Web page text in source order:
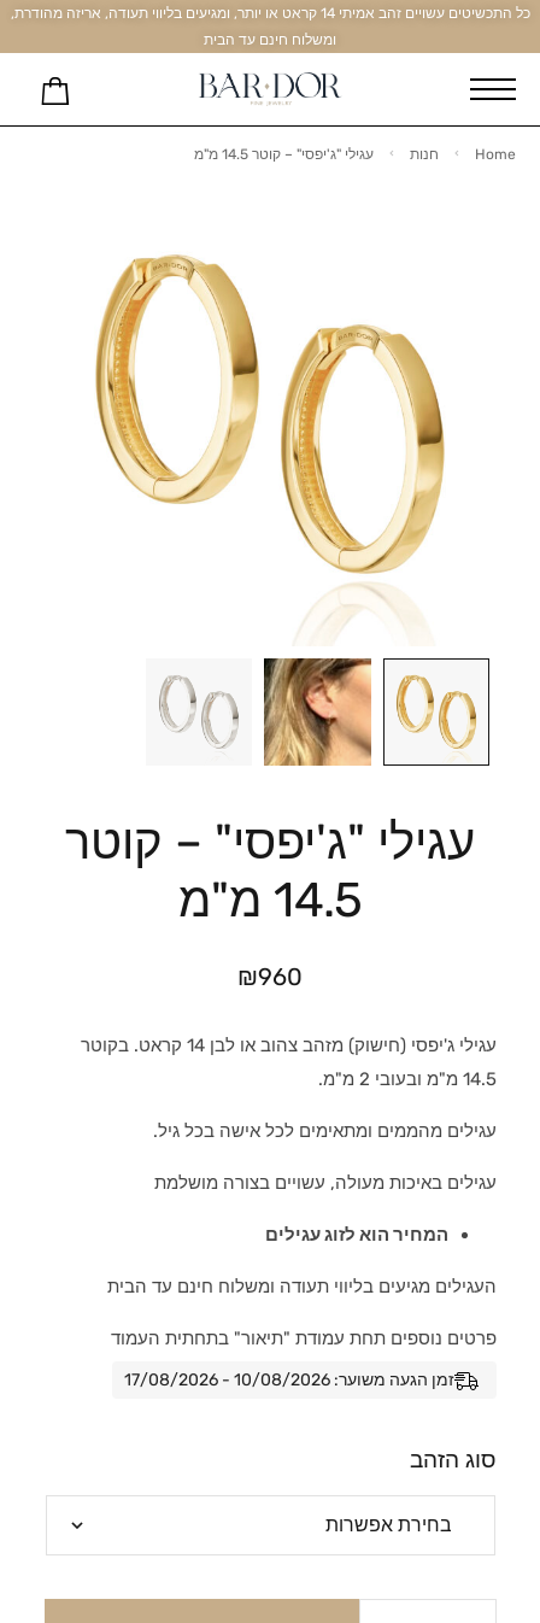
כל התכשיטים עשויים זהב אמיתי 14 קראט או יותר, ומגיעים בליווי תעודה, אריזה מהודרת,
ומשלוח חינם עד הבית
Home חנות עגילי "ג'יפסי" – קוטר 14.5 מ"מ
עגילי "ג'יפסי" – קוטר
14.5 מ"מ
₪960
עגילי ג'יפסי (חישוק) מזהב צהוב או לבן 14 קראט. בקוטר
14.5 מ"מ ובעובי 2 מ"מ.
עגילים מהממים ומתאימים לכל אישה בכל גיל.
עגילים באיכות מעולה, עשויים בצורה מושלמת
המחיר הוא לזוג עגילים
העגילים מגיעים בליווי תעודה ומשלוח חינם עד הבית
פרטים נוספים תחת עמודת "תיאור" בתחתית העמוד
זמן הגעה משוער: 10/08/2026 - 17/08/2026
סוג הזהב